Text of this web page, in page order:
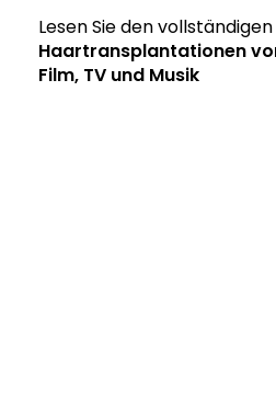
Lesen Sie den
Haartransplantationen
Film, TV und Musik